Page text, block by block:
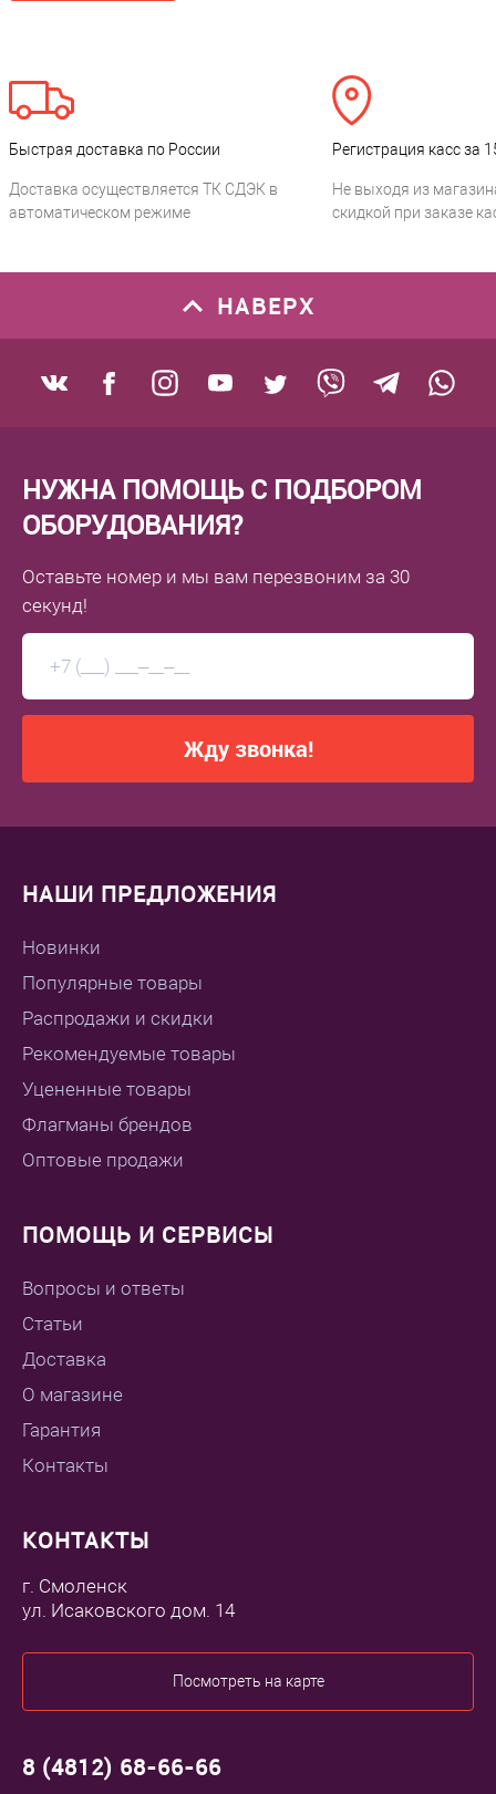
Быстрая доставка по России
Доставка осуществляется ТК СДЭК в
автоматическом режиме
Регистрация касс за
Не выходя из
скидкой при заказе
НАВЕРХ
НУЖНА ПОМОЩЬ С ПОДБОРОМ
ОБОРУДОВАНИЯ?
Оставьте номер и мы вам перезвоним за 30
секунд!
Жду звонка!
НАШИ ПРЕДЛОЖЕНИЯ
Новинки
Популярные товары
Распродажи и скидки
Рекомендуемые товары
Уцененные товары
Флагманы брендов
Оптовые продажи
ПОМОЩЬ И СЕРВИСЫ
Вопросы и ответы
Статьи
Доставка
О магазине
Гарантия
Контакты
КОНТАКТЫ
г. Смоленск
ул. Исаковского дом. 14
Посмотреть на карте
8 (4812) 68-66-66